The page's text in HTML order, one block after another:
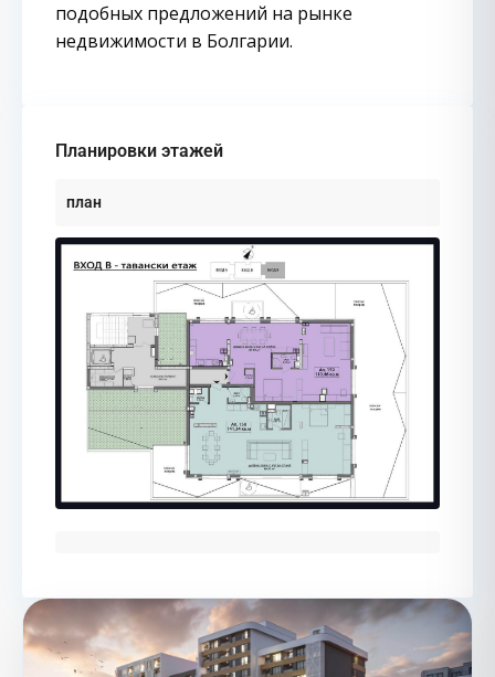
подобных предложений на рынке
недвижимости в Болгарии.
Планировки этажей
план